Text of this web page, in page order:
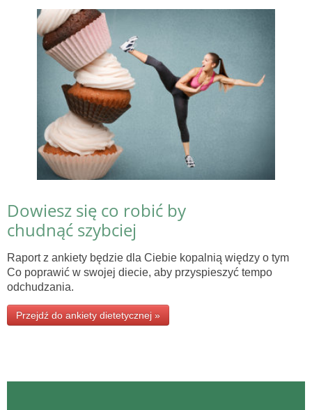
Dowiesz się co robić by
chudnąć szybciej
Raport z ankiety będzie dla Ciebie kopalnią więdzy o tym
Co poprawić w swojej diecie, aby przyspieszyć tempo
odchudzania.
Przejdź do ankiety dietetycznej »